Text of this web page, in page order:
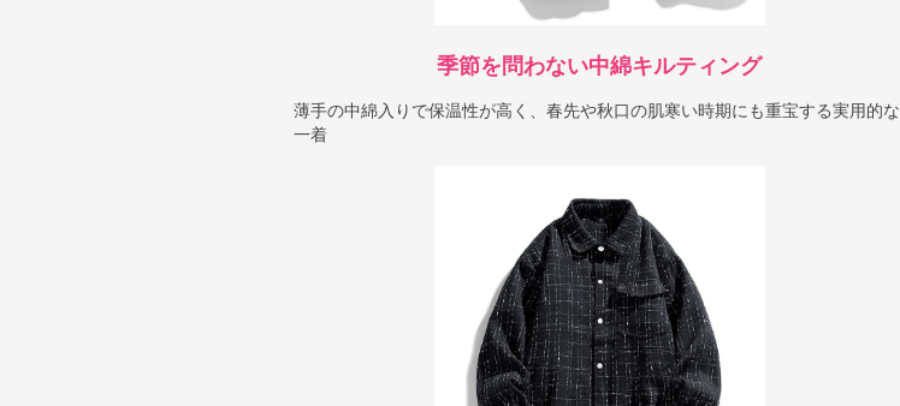
季節を問わない中綿キルティング
薄手の中綿入りで保温性が高く、春先や秋口の肌寒い時期にも重宝する実用的な
一着